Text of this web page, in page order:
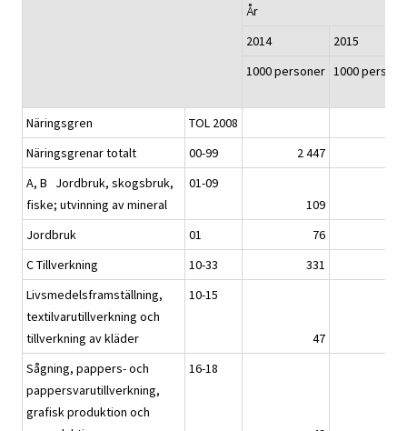
År
2014
2015
1000 personer 1000
Näringsgren
TOL 2008
Näringsgrenar totalt
00-99 2 447
A, B Jordbruk, skogsbruk,
fiske; utvinning av mineral
01-09
109
Jordbruk
01 76
C Tillverkning
10-33 331
Livsmedelsframställning,
textilvarutillverkning och
tillverkning av kläder
10-15
47
Sågning, pappers- och
pappersvarutillverkning,
grafisk produktion och
16-18